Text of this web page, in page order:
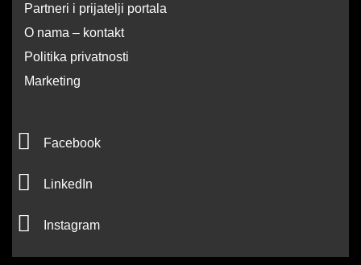
Partneri i prijatelji portala
O nama – kontakt
Politika privatnosti
Marketing
F
c
e
b
o
Facebook
L
n
k
LinkedIn
I
Instagram